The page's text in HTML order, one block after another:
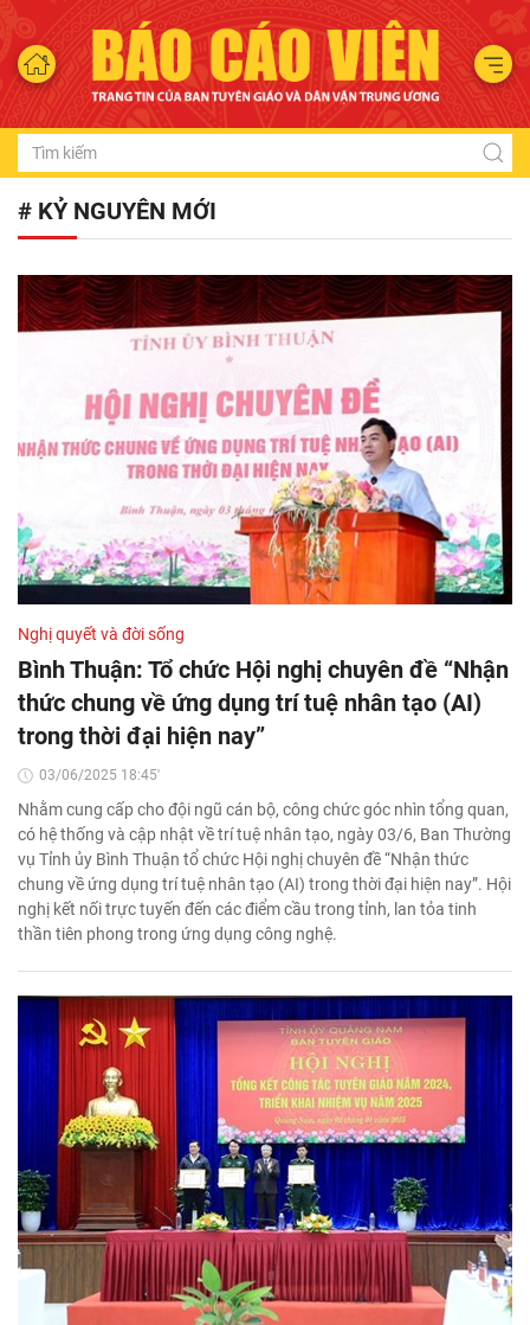
# KỶ NGUYÊN MỚI
Nghị quyết và đời sống
Bình Thuận: Tổ chức Hội nghị chuyên đề “Nhận
thức chung về ứng dụng trí tuệ nhân tạo (AI)
trong thời đại hiện nay”
03/06/2025 18:45'
Nhằm cung cấp cho đội ngũ cán bộ, công chức góc nhìn tổng quan,
có hệ thống và cập nhật về trí tuệ nhân tạo, ngày 03/6, Ban Thường
vụ Tỉnh ủy Bình Thuận tổ chức Hội nghị chuyên đề “Nhận thức
chung về ứng dụng trí tuệ nhân tạo (AI) trong thời đại hiện nay”. Hội
nghị kết nối trực tuyến đến các điểm cầu trong tỉnh, lan tỏa tinh
thần tiên phong trong ứng dụng công nghệ.